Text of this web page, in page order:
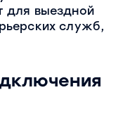
для выездной
служб,